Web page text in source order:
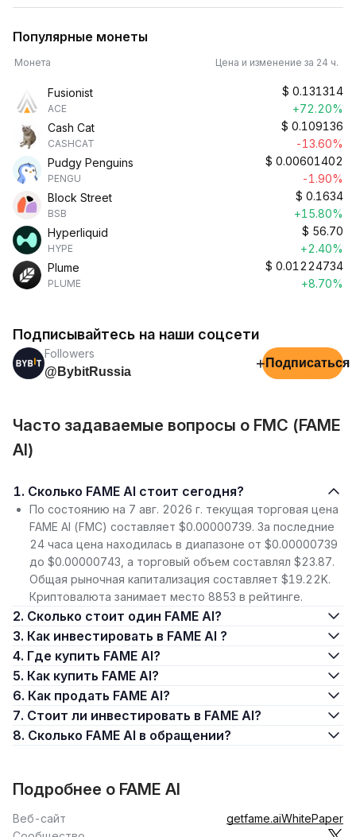
Популярные монеты
Монета Цена и изменение за 24 ч.
Fusionist
ACE
$ 0.131314
+72.20%
Cash Cat
CASHCAT
$ 0.109136
-13.60%
Pudgy Penguins
PENGU
$ 0.00601402
-1.90%
Block Street
BSB
$ 0.1634
+15.80%
Hyperliquid
HYPE
$ 56.70
+2.40%
Plume
PLUME
$ 0.01224734
+8.70%
Подписывайтесь на наши соцсети
Followers
@BybitRussia
+ Подписаться
Часто задаваемые вопросы о FMC (FAME
AI)
1. Сколько FAME AI стоит сегодня?
По состоянию на 7 авг. 2026 г. текущая торговая цена
FAME AI (FMC) составляет $0.00000739. За последние
24 часа цена находилась в диапазоне от $0.00000739
до $0.00000743, а торговый объем составлял $23.87.
Общая рыночная капитализация составляет $19.22K.
Криптовалюта занимает место 8853 в рейтинге.
2. Сколько стоит один FAME AI?
3. Как инвестировать в FAME AI ?
4. Где купить FAME AI?
5. Как купить FAME AI?
6. Как продать FAME AI?
7. Стоит ли инвестировать в FAME AI?
8. Сколько FAME AI в обращении?
Подробнее о FAME AI
Веб-сайт getfame.aiWhitePaper